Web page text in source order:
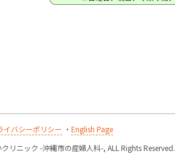
イバシーポリシー ・ English Page
リニック -沖縄市の産婦人科-, ALL Rights Reserved.